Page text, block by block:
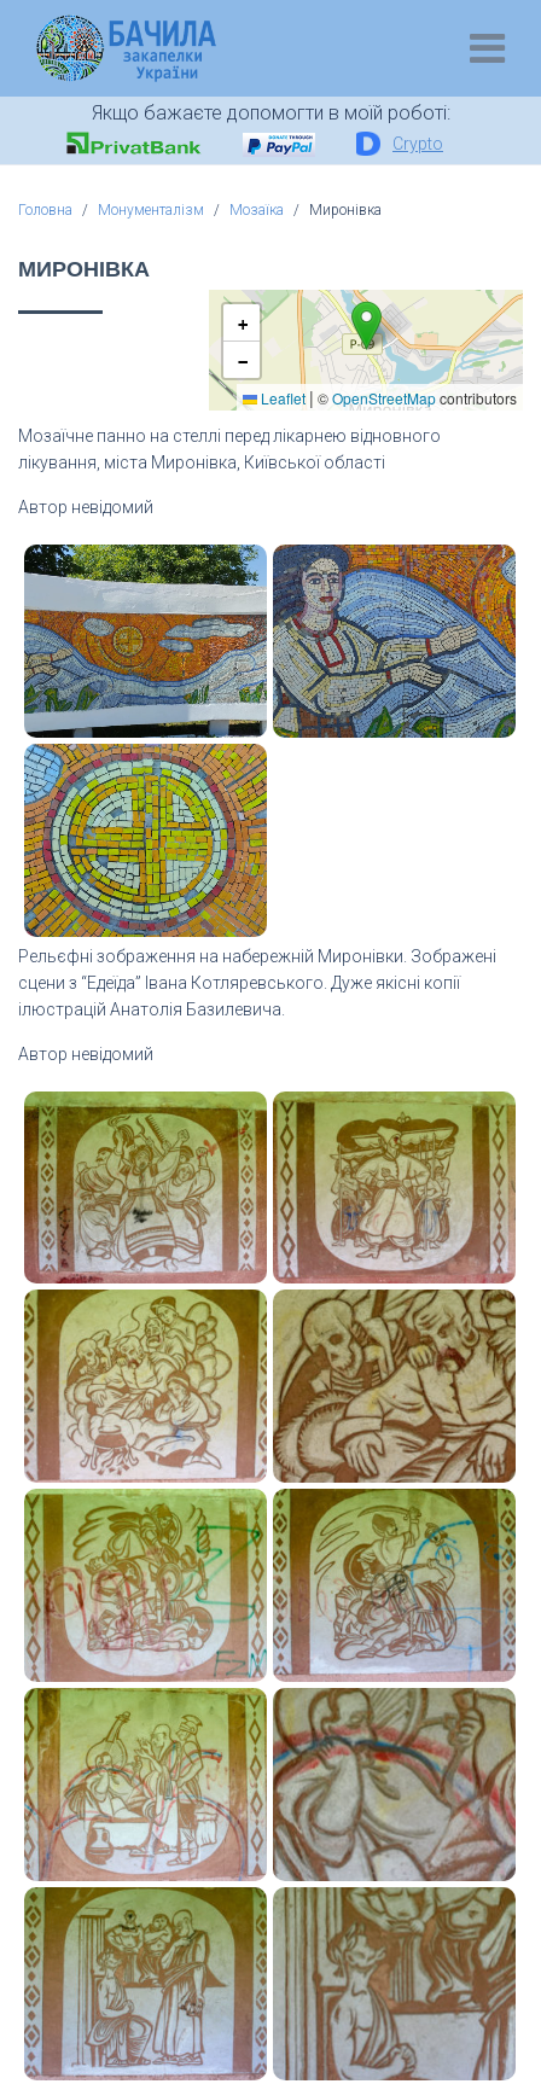
Якщо бажаєте допомогти в моїй роботі:
Crypto
Головна Монументалізм Мозаїка Миронівка
МИРОНІВКА
+
−
Leaflet | ©OpenStreetMapcontributors
Мозаїчне панно на стеллі перед лікарнею відновного
лікування, міста Миронівка, Київської області
Автор невідомий
Рельєфні зображення на набережній Миронівки. Зображені
сцени з “Едеїда” Івана Котляревського. Дуже якісні копії
ілюстрацій Анатолія Базилевича.
Автор невідомий